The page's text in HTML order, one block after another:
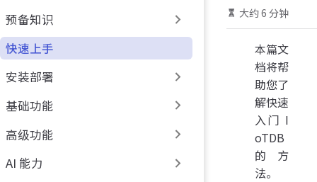
预备知识
快速上手
安装部署
基础功能
高级功能
AI 能力
大约 6 分钟
本篇文
档将帮
助您了
解快速
入门 I
oTDB
的方
法。